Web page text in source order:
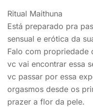
Ritual Maithuna
Está preparado pra
sensual e erótica da
Falo com propriedade
vc vai encontrar essa
vc passar por essa
orgasmos desde os
prazer a flor da pele.